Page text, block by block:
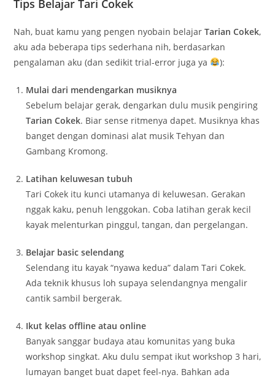
Tips Belajar Tari Cokek
Nah, buat kamu yang pengen nyobain belajarTarian Cokek,
aku ada beberapa tips sederhana nih, berdasarkan
pengalaman aku (dan sedikit trial-error juga ya
):
Mulai dari mendengarkan musiknya
Sebelum belajar gerak, dengarkan dulu musik pengiring
Tarian Cokek. Biar sense ritmenya dapet. Musiknya khas
banget dengan dominasi alat musik Tehyan dan
Gambang Kromong.
Latihan keluwesan tubuh
Tari Cokek itu kunci utamanya di keluwesan. Gerakan
nggak kaku, penuh lenggokan. Coba latihan gerak kecil
kayak melenturkan pinggul, tangan, dan pergelangan.
Belajar basic selendang
Selendang itu kayak “nyawa kedua” dalam Tari Cokek.
Ada teknik khusus loh supaya selendangnya mengalir
cantik sambil bergerak.
Ikut kelas offline atau online
Banyak sanggar budaya atau komunitas yang buka
workshop singkat. Aku dulu sempat ikut workshop 3 hari,
lumayan banget buat dapet feel-nya. Bahkan ada